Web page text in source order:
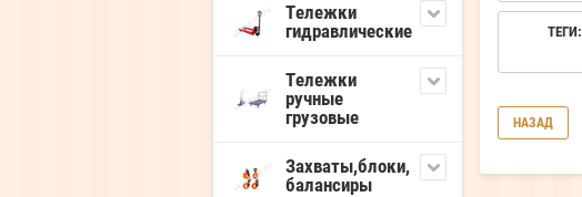
Тележки
гидравлические
Тележки
ручные
грузовые
Захваты,блоки,
балансиры
ТЕГИ:
НАЗАД